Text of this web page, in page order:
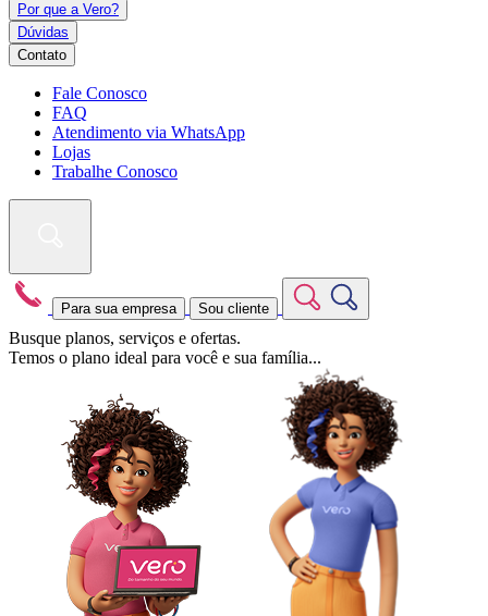
Por que a Vero?
Dúvidas
Contato
Fale Conosco
FAQ
Atendimento via WhatsApp
Lojas
Trabalhe Conosco
Para sua empresa Sou cliente
Busque planos, serviços e ofertas.
Temos o plano ideal para você e sua família...